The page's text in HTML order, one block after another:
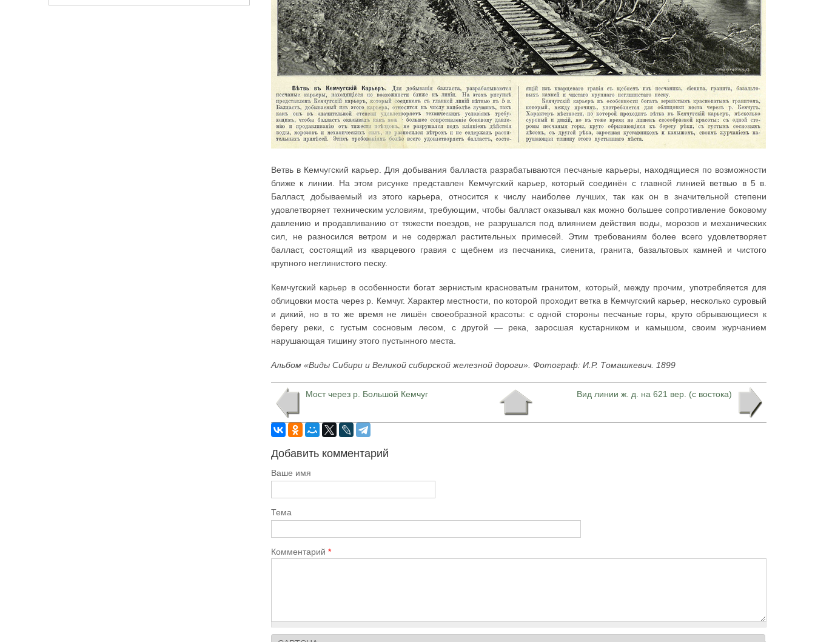
Ветвь в Кемчугский карьер. Для добывания балласта разрабатываются песчаные карьеры, находящиеся по возможности
ближе к линии. На этом рисунке представлен Кемчугский карьер, который соединён с главной линией ветвью в 5 в.
Балласт, добываемый из этого карьера, относится к числу наиболее лучших, так как он в значительной степени
удовлетворяет техническим условиям, требующим, чтобы балласт оказывал как можно большее сопротивление боковому
давлению и продавливанию от тяжести поездов, не разрушался под влиянием действия воды, морозов и механических
сил, не разносился ветром и не содержал растительных примесей. Этим требованиям более всего удовлетворяет
балласт, состоящий из кварцевого гравия с щебнем из песчаника, сиенита, гранита, базальтовых камней и чистого
крупного неглинистого песку.
Кемчугский карьер в особенности богат зернистым красноватым гранитом, который, между прочим, употребляется для
облицовки моста через р. Кемчуг. Характер местности, по которой проходит ветка в Кемчугский карьер, несколько суровый
и дикий, но в то же время не лишён своеобразной красоты: с одной стороны песчаные горы, круто обрывающиеся к
берегу реки, с густым сосновым лесом, с другой — река, заросшая кустарником и камышом, своим журчанием
нарушающая тишину этого пустынного места.
Альбом «Виды Сибири и Великой сибирской железной дороги». Фотограф: И.Р. Томашкевич. 1899
Мост через р. Большой Кемчуг Вид линии ж. д. на 621 вер. (с востока)
Добавить комментарий
Ваше имя
Тема
Комментарий*